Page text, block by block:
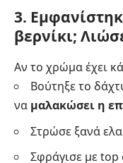
3.
βερνίκι;
Αν το χρώμα έχει
Βούτηξε το
να μαλακώσει η
Στρώσε ξανά
Σφράγισε με top